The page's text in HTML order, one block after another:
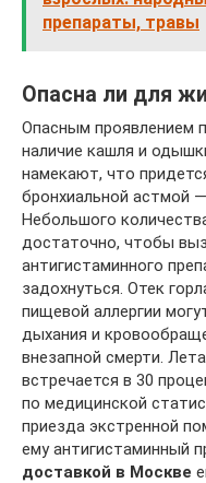
препараты, травы
Опасна ли для
Опасным проявлением
наличие кашля и
намекают, что
бронхиальной астмой
Небольшого
достаточно, чтобы
антигистаминного
задохнуться. Отек
пищевой аллергии
дыхания и
внезапной смерти.
встречается в 30
по медицинской
приезда экстренной
ему антигистаминный
доставкой в Москве